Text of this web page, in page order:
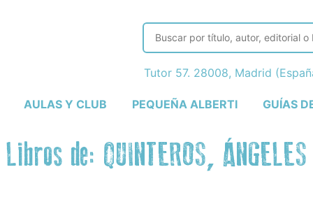
AULAS Y CLUB PEQUEÑA ALBERTI GUÍAS
Tutor 57. 28008, Madrid
Libros de: QUINTEROS, ÁNGELES